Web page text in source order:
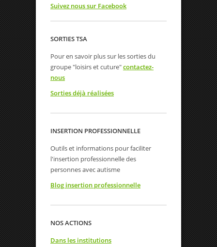
Suivez nous sur Facebook
SORTIES TSA
Pour en savoir plus sur les sorties du
groupe "loisirs et cuture"contactez-
nous
Sorties déjà réalisées
INSERTION PROFESSIONNELLE
Outils et informations pour faciliter
l'insertion professionnelle des
personnes avec autisme
Blog insertion professionnelle
NOS ACTIONS
Dans les institutions